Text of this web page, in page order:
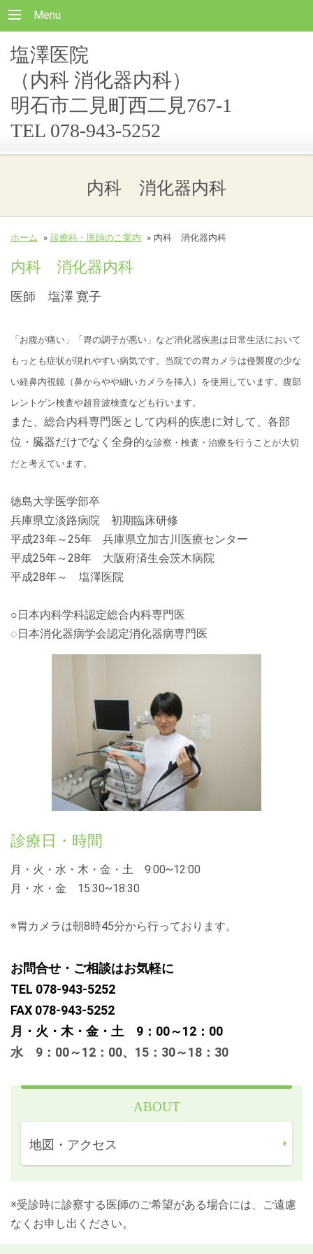
Menu
塩澤医院
（内科 消化器内科）
明石市二見町西二見767-1
TEL 078-943-5252
内科 消化器内科
ホーム » 診療科・医師のご案内 » 内科 消化器内科
内科 消化器内科
医師 塩澤 寛子
「お腹が痛い」「胃の調子が悪い」など消化器疾患は日常生活において
もっとも症状が現れやすい病気です。当院での胃カメラは侵襲度の少な
い経鼻内視鏡（鼻からやや細いカメラを挿入）を使用しています。腹部
レントゲン検査や超音波検査なども行います。
また、総合内科専門医として内科的疾患に対して、各部
位・臓器だけでなく全身的な診察・検査・治療を行うことが大切
だと考えています。
徳島大学医学部卒
兵庫県立淡路病院 初期臨床研修
平成23年～25年 兵庫県立加古川医療センター
平成25年～28年 大阪府済生会茨木病院
平成28年～ 塩澤医院
○日本内科学科認定総合内科専門医
◌日本消化器病学会認定消化器病専門医
診療日・時間
月・火・水・木・金・土 9:00~12:00
月・水・金 15:30~18:30
※胃カメラは朝8時45分から行っております。
お問合せ・ご相談はお気軽に
TEL 078-943-5252
FAX 078-943-5252
月・火・木・金・土 9：00～12：00
水 9：00～12：00、15：30～18：30
ABOUT
地図・アクセス
※受診時に診察する医師のご希望がある場合には、ご遠慮
なくお申し出ください。